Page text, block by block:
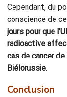
Cependant, du
conscience de
jours pour que
radioactive
cas de cancer
Biélorussie.
Conclusion